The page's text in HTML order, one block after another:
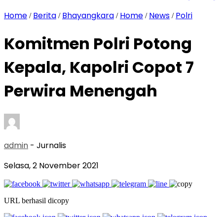
Home / Berita / Bhayangkara / Home / News / Polri
Komitmen Polri Potong
Kepala, Kapolri Copot 7
Perwira Menengah
admin - Jurnalis
Selasa, 2 November 2021
URL berhasil dicopy